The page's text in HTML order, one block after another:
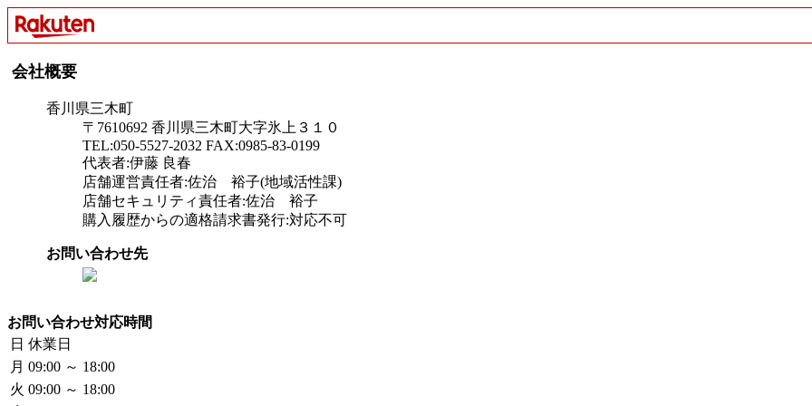
会社概要
香川県三木町
〒7610692 香川県三木町大字氷上３１０
TEL:050-5527-2032 FAX:0985-83-0199
代表者:伊藤 良春
店舗運営責任者:佐治 裕子(地域活性課)
店舗セキュリティ責任者:佐治 裕子
購入履歴からの適格請求書発行:対応不可
お問い合わせ先
お問い合わせ対応時間
日 休業日
月 09:00 ～ 18:00
火 09:00 ～ 18:00